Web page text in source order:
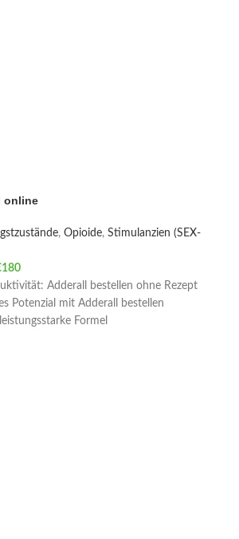
online
, Opioide, Stimulanzien (SEX-
180
Adderall bestellen ohne Rezept
Potenzial mit Adderall bestellen
Formel